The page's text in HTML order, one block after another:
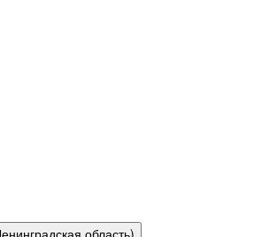
область)